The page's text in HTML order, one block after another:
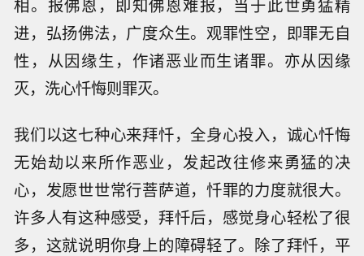
相。报佛恩，即知佛恩难报，当于此世勇猛精
进，弘扬佛法，广度众生。观罪性空，即罪无自
性，从因缘生，作诸恶业而生诸罪。亦从因缘
灭，洗心忏悔则罪灭。
我们以这七种心来拜忏，全身心投入，诚心忏悔
无始劫以来所作恶业，发起改往修来勇猛的决
心，发愿世世常行菩萨道，忏罪的力度就很大。
许多人有这种感受，拜忏后，感觉身心轻松了很
多，这就说明你身上的障碍轻了。除了拜忏，平